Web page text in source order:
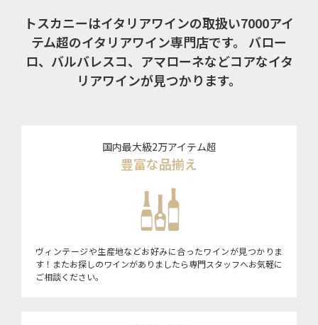
トスカニーはイタリアワインの取扱い7000アイ
テム超のイタリアワイン専門店です。
バロー
ロ、バルバレスコ、アマローネなどコアなイタ
リアワインが見つかります。
国内最大級2万アイテム超
豊富な品揃え
ヴィンテージや生産地などお好みに合ったワインが見つかりま
す！またお探しのワインがありましたら専門スタッフへお気軽に
ご相談ください。